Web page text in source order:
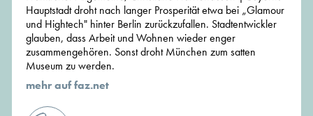
Hauptstadt droht nach langer Prosperität etwa bei „Glamour
und Hightech" hinter Berlin zurückzufallen. Stadtentwickler
glauben, dass Arbeit und Wohnen wieder enger
zusammengehören. Sonst droht München zum satten
Museum zu werden.
mehr auf faz.net